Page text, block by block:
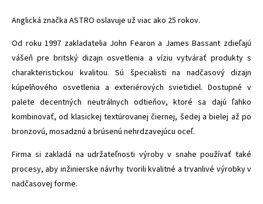
Anglická značka ASTRO oslavuje už viac ako 25 rokov.
Od roku 1997 zakladatelia John Fearon a James Bassant zdieľajú
vášeň pre britský dizajn osvetlenia a víziu vytvárať produkty s
charakteristickou kvalitou. Sú špecialisti na nadčasový dizajn
kúpelňového osvetlenia a exteriérových svietidiel. Dostupné v
palete decentných neutrálnych odtieňov, ktoré sa dajú ľahko
kombinovať, od klasickej textúrovanej čiernej, šedej a bielej až po
bronzovú, mosadznú a brúsenú nehrdzavejúcu oceľ.
Firma si zakladá na udržateľnosti výroby v snahe používať také
procesy, aby inžinierske návrhy tvorili kvalitné a trvanlivé výrobky v
nadčasovej forme.